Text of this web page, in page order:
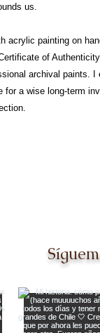
us.
acrylic painting on
of
archival paints. I
for a wise long-term